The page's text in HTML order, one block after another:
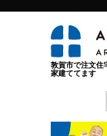
敦賀市で注文住
家建ててます